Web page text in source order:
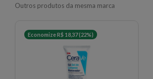
Outros produtos da mesma marca
Economize R$ 18,37 (22%)